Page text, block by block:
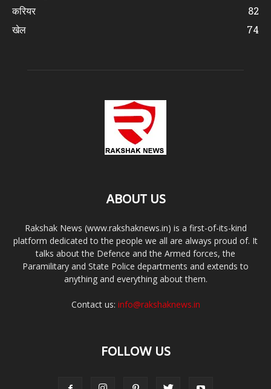
करियर
82
खेल
74
ABOUT US
Rakshak News (www.rakshaknews.in) is a first-of-its-kind
platform dedicated to the people we all are always proud of. It
talks about the Defence and the Armed forces, the
Paramilitary and State Police departments and extends to
anything and everything about them.
Contact us: info@rakshaknews.in
FOLLOW US